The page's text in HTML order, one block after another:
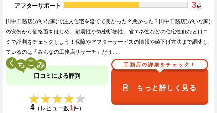
アフターサポート
3点
田中工務店(がいな家)で注文住宅を建てて良かった？悪かった？田中工務店(がいな家)
の実例から価格面をはじめ、耐震性や気密断熱性、省エネ性などの住宅性能など口コ
ミで評判をチェックしよう！保障やアフターサービスの情報や値下げ方法まで調査し
ているのは「みんなの工務店リサーチ」だけ…
く こ
口コミによる評判
★★★★★
★★★★★
4（レビュー数1件）
工務店の詳細をチェック！
もっと詳しく見る